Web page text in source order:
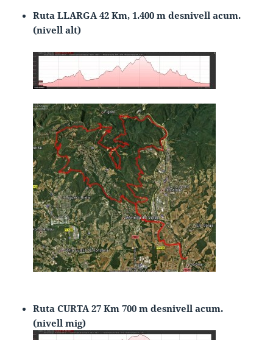
Ruta LLARGA 42 Km, 1.400 m desnivell acum.
(nivell alt)
Ruta CURTA 27 Km 700 m desnivell acum.
(nivell mig)